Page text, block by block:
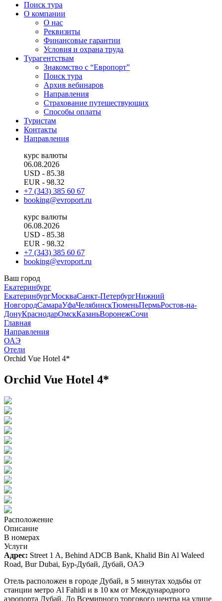
Поиск тура
О компании
О нас
Реквизиты
Финансовые гарантии
Условия и охрана труда
Турагентствам
Знакомство с “Европорт”
Поиск тура
Архив вебинаров
Направления
Страхование путешествующих
Способы оплаты
Туристам
Контакты
Направления
курс валюты
06.08.2026
USD - 85.38
EUR - 98.32
+7 (343) 385 60 67
booking@evroport.ru
курс валюты
06.08.2026
USD - 85.38
EUR - 98.32
+7 (343) 385 60 67
booking@evroport.ru
Ваш город
Екатеринбург
ЕкатеринбургМоскваСанкт-ПетербургНижний
НовгородСамараУфаЧелябинскТюменьПермьРостов-на-
ДонуКраснодарОмскКазаньВоронежСочи
Главная
Направления
ОАЭ
Отели
Orchid Vue Hotel 4*
Orchid Vue Hotel 4*
Расположение
Описание
В номерах
Услуги
Адрес: Street 1 A, Behind ADCB Bank, Khalid Bin Al Waleed
Road, Bur Dubai, Бур-Дубай, Дубай, ОАЭ
Отель расположен в городе Дубай, в 5 минутах ходьбы от
станции метро Al Fahidi и в 10 км от Международного
аэропорта Дубай. До Всемирного торгового центра на улице